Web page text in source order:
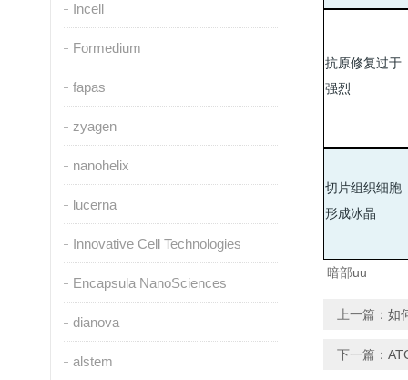
Incell
Formedium
fapas
zyagen
nanohelix
lucerna
Innovative Cell Technologies
Encapsula NanoSciences
dianova
alstem
抗原修复过于
强烈
切片组织细胞
形成冰晶
暗部uu
上一篇： 如
下一篇：